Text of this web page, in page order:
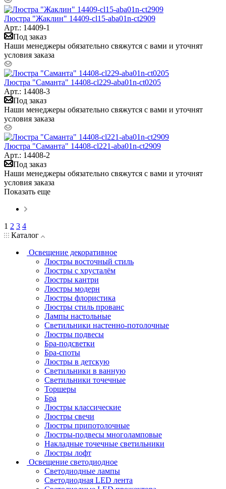
Люстра "Жаклин" 14409-cl15-aba01n-ct2909
Арт.: 14409-1
Под заказ
Наши менеджеры обязательно свяжутся с вами и уточнят
условия заказа
Люстра "Саманта" 14408-cl229-aba01n-ct0205
Арт.: 14408-3
Под заказ
Наши менеджеры обязательно свяжутся с вами и уточнят
условия заказа
Люстра "Саманта" 14408-cl221-aba01n-ct2909
Арт.: 14408-2
Под заказ
Наши менеджеры обязательно свяжутся с вами и уточнят
условия заказа
Показать еще
1 2 3 4
Каталог
Освещение декоративное
Люстры восточный стиль
Люстры с хрусталём
Люстры кантри
Люстры модерн
Люстры флористика
Люстры стиль прованс
Лампы настольные
Светильники настенно-потолочные
Люстры подвесы
Бра-подсветки
Бра-споты
Люстры в детскую
Светильники в ванную
Светильники точечные
Торшеры
Бра
Люстры классические
Люстры свечи
Люстры припотолочные
Люстры-подвесы многоламповые
Накладные точечные светильники
Люстры лофт
Освещение светодиодное
Светодиодные лампы
Светодиодная LED лента